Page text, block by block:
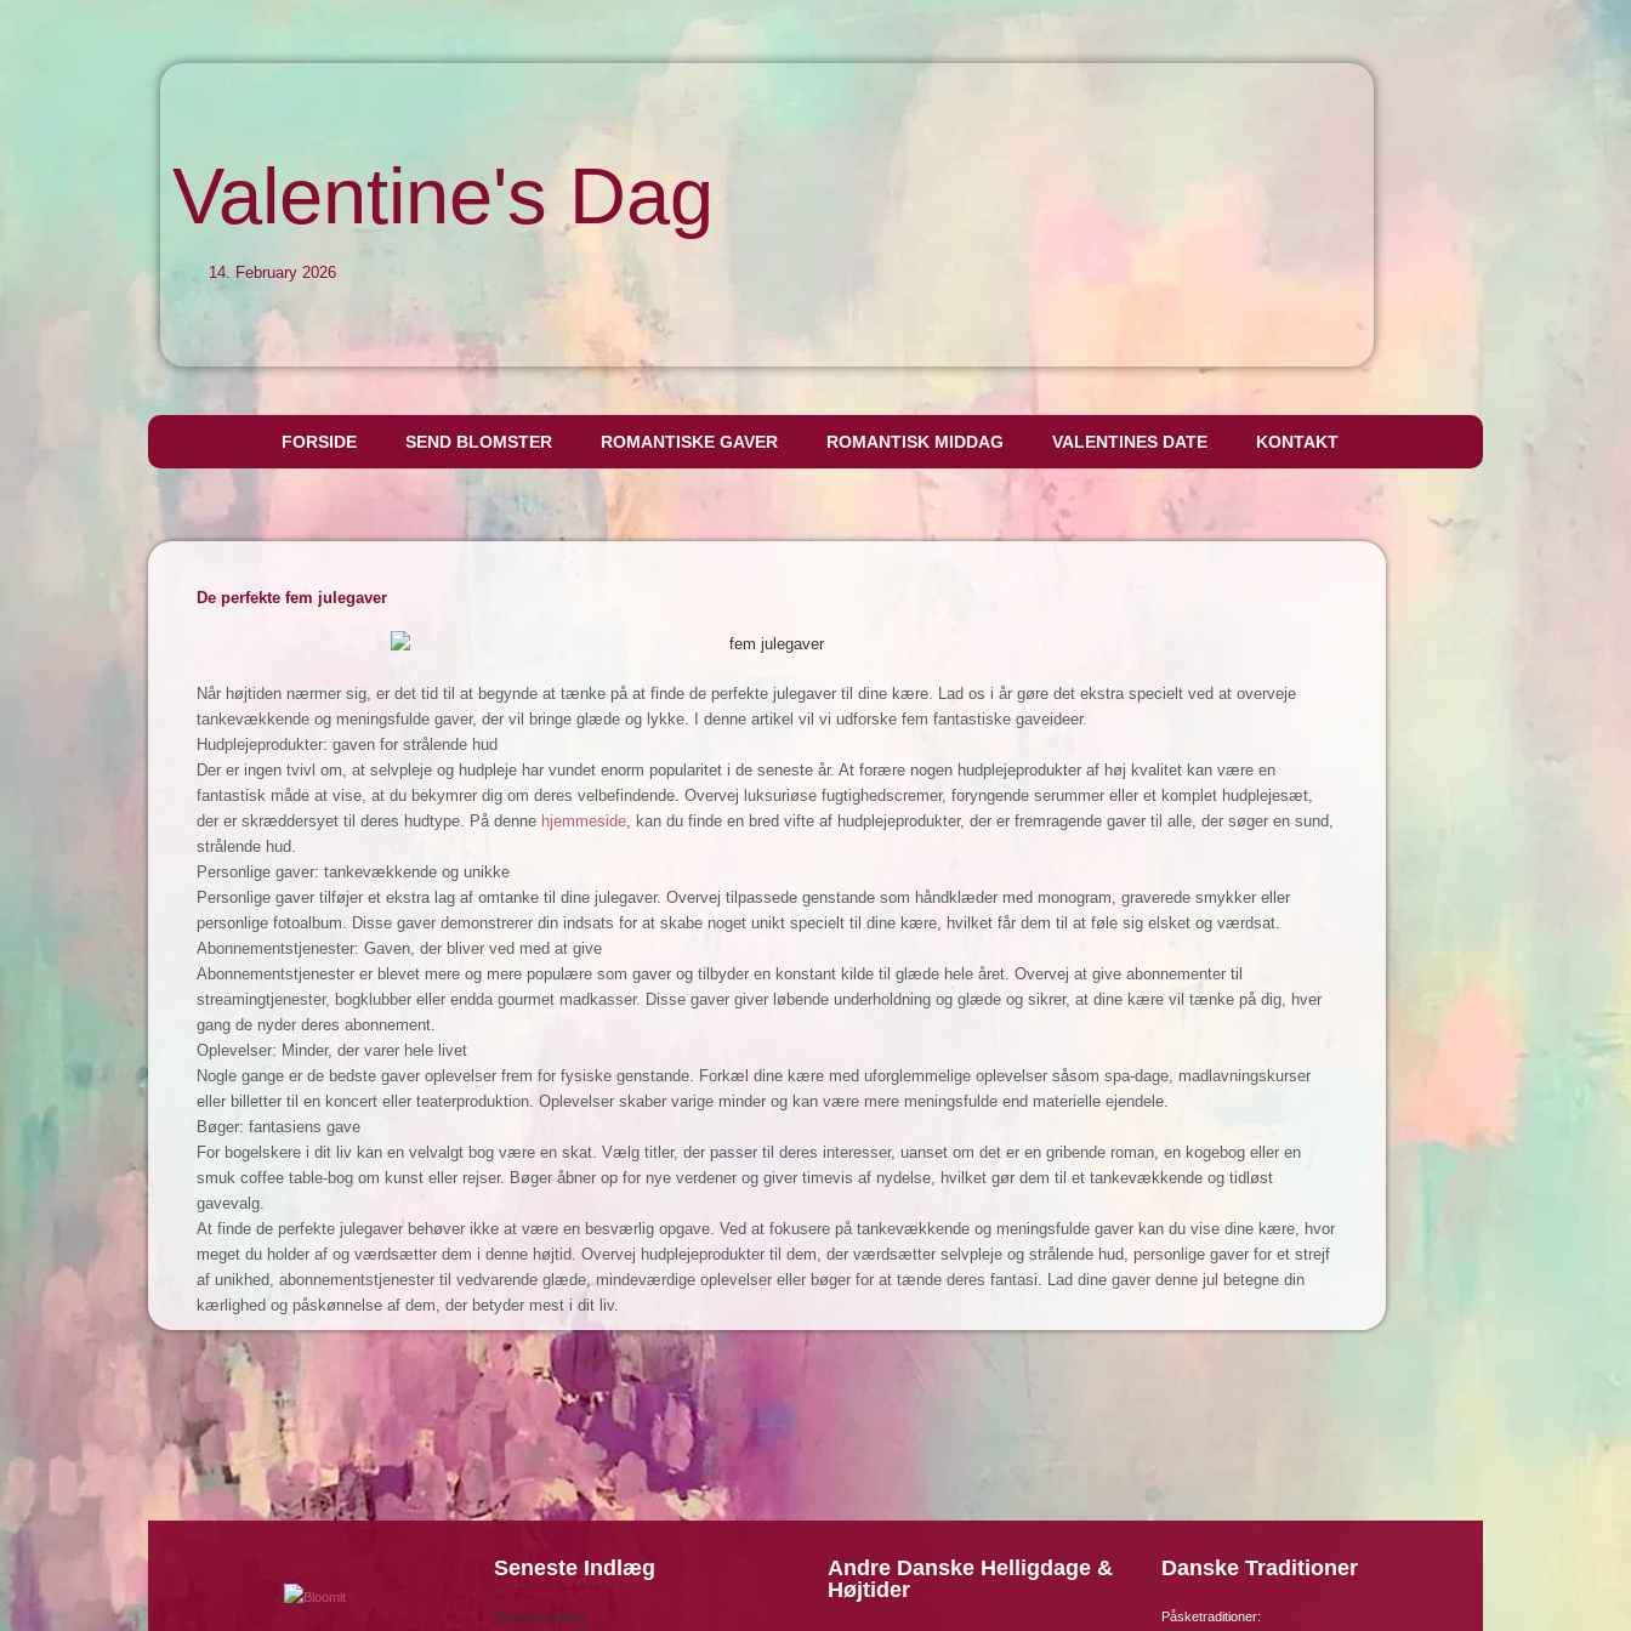
Valentine's Dag
14. February 2026
FORSIDE SEND BLOMSTER ROMANTISKE GAVER ROMANTISK MIDDAG VALENTINES DATE KONTAKT
De perfekte fem julegaver
Når højtiden nærmer sig, er det tid til at begynde at tænke på at finde de perfekte julegaver til dine kære. Lad os i år gøre det ekstra specielt ved at overveje
tankevækkende og meningsfulde gaver, der vil bringe glæde og lykke. I denne artikel vil vi udforske fem fantastiske gaveideer.
Hudplejeprodukter: gaven for strålende hud
Der er ingen tvivl om, at selvpleje og hudpleje har vundet enorm popularitet i de seneste år. At forære nogen hudplejeprodukter af høj kvalitet kan være en
fantastisk måde at vise, at du bekymrer dig om deres velbefindende. Overvej luksuriøse fugtighedscremer, foryngende serummer eller et komplet hudplejesæt,
der er skræddersyet til deres hudtype. På denne hjemmeside , kan du finde en bred vifte af hudplejeprodukter, der er fremragende gaver til alle, der søger en sund,
strålende hud.
Personlige gaver: tankevækkende og unikke
Personlige gaver tilføjer et ekstra lag af omtanke til dine julegaver. Overvej tilpassede genstande som håndklæder med monogram, graverede smykker eller
personlige fotoalbum. Disse gaver demonstrerer din indsats for at skabe noget unikt specielt til dine kære, hvilket får dem til at føle sig elsket og værdsat.
Abonnementstjenester: Gaven, der bliver ved med at give
Abonnementstjenester er blevet mere og mere populære som gaver og tilbyder en konstant kilde til glæde hele året. Overvej at give abonnementer til
streamingtjenester, bogklubber eller endda gourmet madkasser. Disse gaver giver løbende underholdning og glæde og sikrer, at dine kære vil tænke på dig, hver
gang de nyder deres abonnement.
Oplevelser: Minder, der varer hele livet
Nogle gange er de bedste gaver oplevelser frem for fysiske genstande. Forkæl dine kære med uforglemmelige oplevelser såsom spa-dage, madlavningskurser
eller billetter til en koncert eller teaterproduktion. Oplevelser skaber varige minder og kan være mere meningsfulde end materielle ejendele.
Bøger: fantasiens gave
For bogelskere i dit liv kan en velvalgt bog være en skat. Vælg titler, der passer til deres interesser, uanset om det er en gribende roman, en kogebog eller en
smuk coffee table-bog om kunst eller rejser. Bøger åbner op for nye verdener og giver timevis af nydelse, hvilket gør dem til et tankevækkende og tidløst
gavevalg.
At finde de perfekte julegaver behøver ikke at være en besværlig opgave. Ved at fokusere på tankevækkende og meningsfulde gaver kan du vise dine kære, hvor
meget du holder af og værdsætter dem i denne højtid. Overvej hudplejeprodukter til dem, der værdsætter selvpleje og strålende hud, personlige gaver for et strejf
af unikhed, abonnementstjenester til vedvarende glæde, mindeværdige oplevelser eller bøger for at tænde deres fantasi. Lad dine gaver denne jul betegne din
kærlighed og påskønnelse af dem, der betyder mest i dit liv.
Seneste Indlæg
Seneste indlæg
Andre Danske Helligdage &
Højtider
Danske Traditioner
Påsketraditioner: